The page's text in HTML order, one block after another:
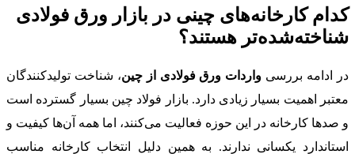
کدام کارخانه‌های چینی در بازار ورق فولادی
شناخته‌شده‌تر هستند؟
در ادامه بررسی واردات ورق فولادی از چین، شناخت تولیدکنندگان
معتبر اهمیت بسیار زیادی دارد. بازار فولاد چین بسیار گسترده است
و صدها کارخانه در این حوزه فعالیت می‌کنند، اما همه آن‌ها کیفیت و
استاندارد یکسانی ندارند. به همین دلیل انتخاب کارخانه مناسب